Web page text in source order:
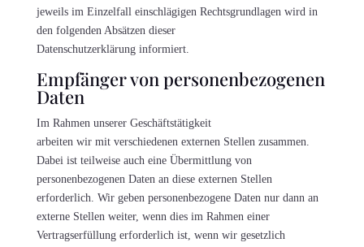
jeweils im Einzelfall einschlägigen Rechtsgrundlagen wird in
den folgenden Absätzen dieser
Datenschutzerklärung informiert.
Empfänger von personenbezogenen
Daten
Im Rahmen unserer Geschäftstätigkeit
arbeiten wir mit verschiedenen externen Stellen zusammen.
Dabei ist teilweise auch eine Übermittlung von
personenbezogenen Daten an diese externen Stellen
erforderlich. Wir geben personenbezogene Daten nur dann an
externe Stellen weiter, wenn dies im Rahmen einer
Vertragserfüllung erforderlich ist, wenn wir gesetzlich